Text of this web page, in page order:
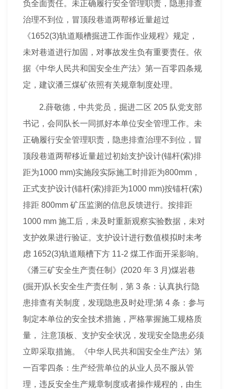
负全面责任。未正确履行安全管理职责，隐患排查
治理不到位，冒顶段巷道两帮移近量超过
《1652(3)轨道顺槽掘进工作面作业规程》规定，
未对巷道进行加固，对事故发生负有重要责任。依
据《中华人民共和国安全生产法》第一百零四条规
定，建议潘三煤矿依照有关规章制度处理。
2.薛敬德，中共党员，掘进二区 205 队党支部
书记，会同队长一同抓好本单位安全管理工作。未
正确履行安全管理职责，隐患排查治理不到位，冒
顶段巷道两帮移近量超过初始支护设计(锚杆(索)排
距为1000 mm)实施段实际施工时排距为800mm，
正式支护设计(锚杆(索)排距为1000 mm)按锚杆(索)
排距 800mm 矿压监测的信息反馈进行。按排距
1000 mm 施工后，未及时重新观察实验数据，未对
支护效果进行验证。支护设计进行数值模拟时未考
虑 1652(3)轨道顺槽下方 11-2 煤工作面开采影响。
《潘三矿安全生产责任制》(2020 年 3 月)煤岩巷
(掘开)队长安全生产责任制，第 3 条：认真执行隐
患排查有关制度 ，发现隐患及时处理;第 4 条：参与
制定本单位的安全技术措施，严格掌握施工规格质
量， 注意顶板、支护安全状况，发现安全隐患必须
立即采取措施。《中华人民共和国安全生产法》第
一百零四条：生产经营单位的从业人员不服从管
理，违反安全生产规章制度或者操作规程的，由生